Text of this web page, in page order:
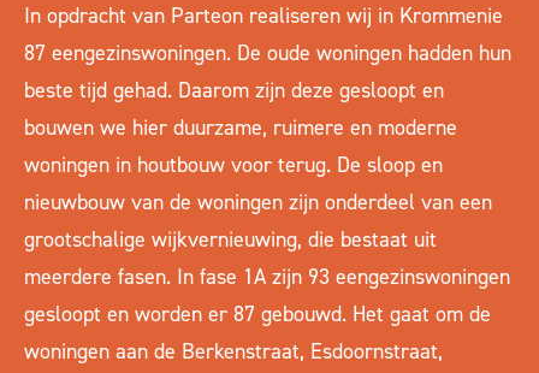
In opdracht van Parteon realiseren wij in Krommenie
87 eengezinswoningen. De oude woningen hadden hun
beste tijd gehad. Daarom zijn deze gesloopt en
bouwen we hier duurzame, ruimere en moderne
woningen in houtbouw voor terug. De sloop en
nieuwbouw van de woningen zijn onderdeel van een
grootschalige wijkvernieuwing, die bestaat uit
meerdere fasen. In fase 1A zijn 93 eengezinswoningen
gesloopt en worden er 87 gebouwd. Het gaat om de
woningen aan de Berkenstraat, Esdoornstraat,